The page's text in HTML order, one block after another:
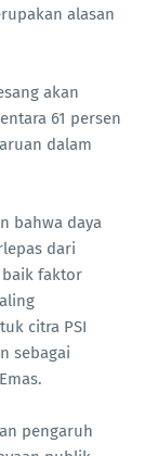
alasan
akan
61 persen
dalam
bahwa daya
dari
baik faktor
citra PSI
sebagai
pengaruh